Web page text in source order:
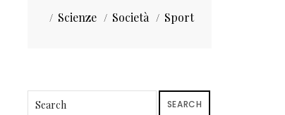
Scienze
Società Sport
SEARCH